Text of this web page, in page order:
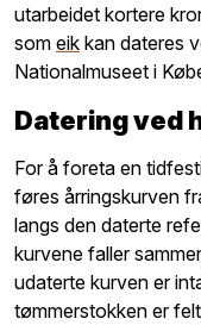
utarbeidet kortere
som eik kan dateres
Nationalmuseet i
Datering ved
For å foreta en
føres årringskurven
langs den daterte
kurvene faller
udaterte kurven er
tømmerstokken er